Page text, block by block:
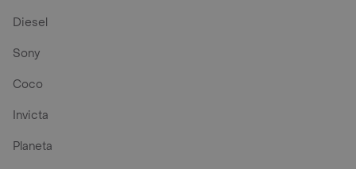
Diesel
Sony
Coco
Invicta
Planeta